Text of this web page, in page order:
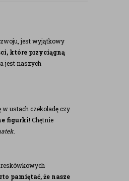
jest wyjątkowy
które przyciągną
jest naszych
ustach czekoladę czy
figurki!Chętnie
.
pamiętać, że nasze